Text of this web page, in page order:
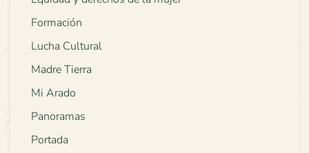
Formación
Lucha Cultural
Madre Tierra
Mi Arado
Panoramas
Portada